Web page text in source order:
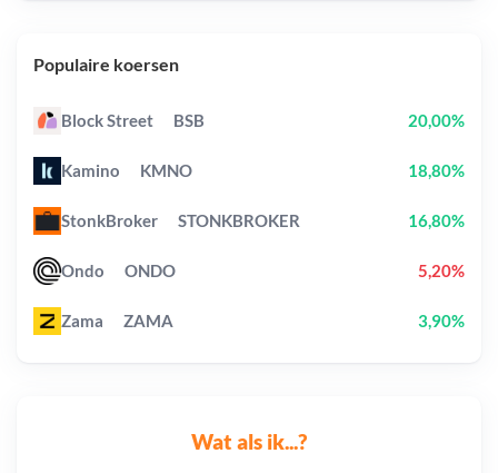
Wat als ik...?
Populaire koersen
Block Street BSB 20,00%
Kamino KMNO 18,80%
StonkBroker STONKBROKER 16,80%
Ondo ONDO 5,20%
Zama ZAMA 3,90%